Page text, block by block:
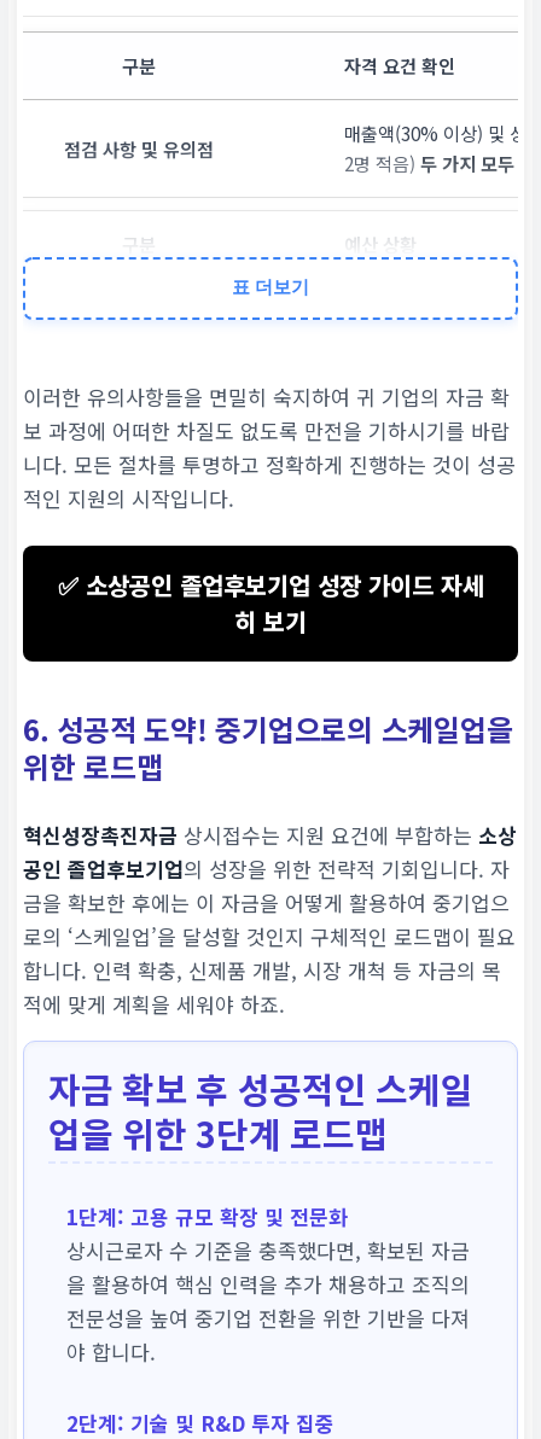
자격 요건 확인
매출액(30% 이상) 및 상
2명 적음) 두 가지 모두 충
예산 상황
상시접수이나예산 소진
중복 신청 불가
참고 자료
정책자금안내 > 공지사항
표 더보기
이러한 유의사항들을 면밀히 숙지하여 귀 기업의 자금 확
보 과정에 어떠한 차질도 없도록 만전을 기하시기를 바랍
니다. 모든 절차를 투명하고 정확하게 진행하는 것이 성공
적인 지원의 시작입니다.
✅ 소상공인 졸업후보기업 성장 가이드 자세
히 보기
6. 성공적 도약! 중기업으로의 스케일업을
위한 로드맵
혁신성장촉진자금 상시접수는 지원 요건에 부합하는 소상
공인 졸업후보기업의 성장을 위한 전략적 기회입니다. 자
금을 확보한 후에는 이 자금을 어떻게 활용하여 중기업으
로의 ‘스케일업’을 달성할 것인지 구체적인 로드맵이 필요
합니다. 인력 확충, 신제품 개발, 시장 개척 등 자금의 목
적에 맞게 계획을 세워야 하죠.
자금 확보 후 성공적인 스케일
업을 위한 3단계 로드맵
1단계: 고용 규모 확장 및 전문화
상시근로자 수 기준을 충족했다면, 확보된 자금
을 활용하여 핵심 인력을 추가 채용하고 조직의
전문성을 높여 중기업 전환을 위한 기반을 다져
야 합니다.
2단계: 기술 및 R&D 투자 집중